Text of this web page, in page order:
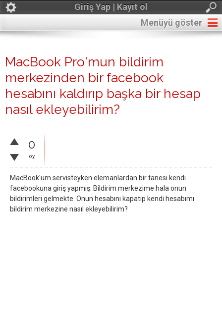
Giriş Yap | Kayıt ol
Menüyü göster
MacBook Pro'mun bildirim
merkezinden bir facebook
hesabını kaldırıp başka bir hesap
nasıl ekleyebilirim?
0
oy
MacBook'um servisteyken elemanlardan bir tanesi kendi
facebookuna giriş yapmış. Bildirim merkezime hala onun
bildirimleri gelmekte. Onun hesabını kapatıp kendi hesabımı
bildirim merkezine nasıl ekleyebilirim?